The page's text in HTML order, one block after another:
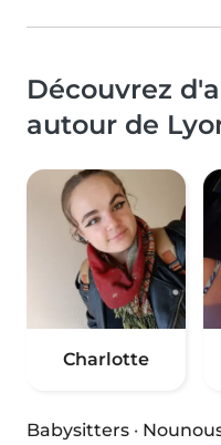
Découvrez
autour de
Charlotte
Babysitters ·